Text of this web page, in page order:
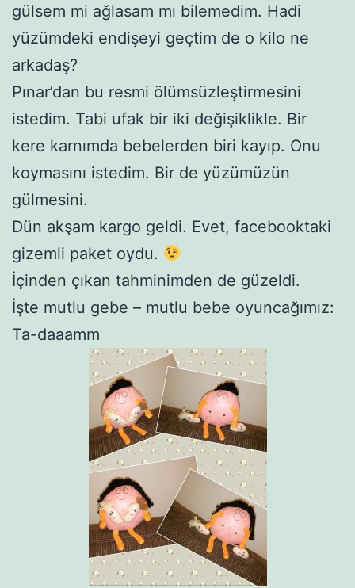
gülsem mi ağlasam mı bilemedim. Hadi
yüzümdeki endişeyi geçtim de o kilo ne
arkadaş?
Pınar’dan bu resmi ölümsüzleştirmesini
istedim. Tabi ufak bir iki değişiklikle. Bir
kere karnımda bebelerden biri kayıp. Onu
koymasını istedim. Bir de yüzümüzün
gülmesini.
Dün akşam kargo geldi. Evet, facebooktaki
gizemli paket oydu.
İçinden çıkan tahminimden de güzeldi.
İşte mutlu gebe – mutlu bebe oyuncağımız:
Ta-daaamm